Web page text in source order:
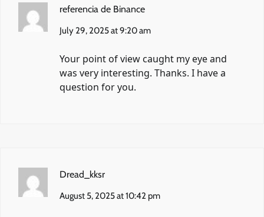
referencia de Binance
July 29, 2025 at 9:20 am
Your point of view caught my eye and
was very interesting. Thanks. I have a
question for you.
Dread_kksr
August 5, 2025 at 10:42 pm